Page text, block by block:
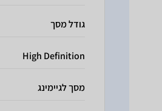
גודל מסך
High Definition
מסך לגיימינג